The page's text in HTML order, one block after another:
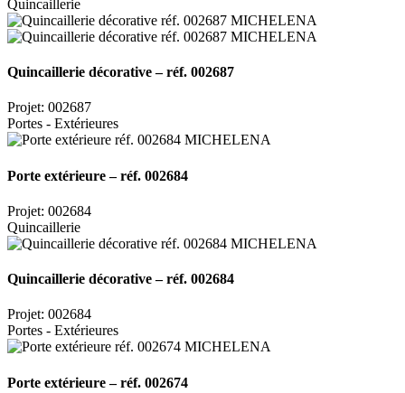
Quincaillerie
Quincaillerie décorative – réf. 002687
Projet: 002687
Portes - Extérieures
Porte extérieure – réf. 002684
Projet: 002684
Quincaillerie
Quincaillerie décorative – réf. 002684
Projet: 002684
Portes - Extérieures
Porte extérieure – réf. 002674